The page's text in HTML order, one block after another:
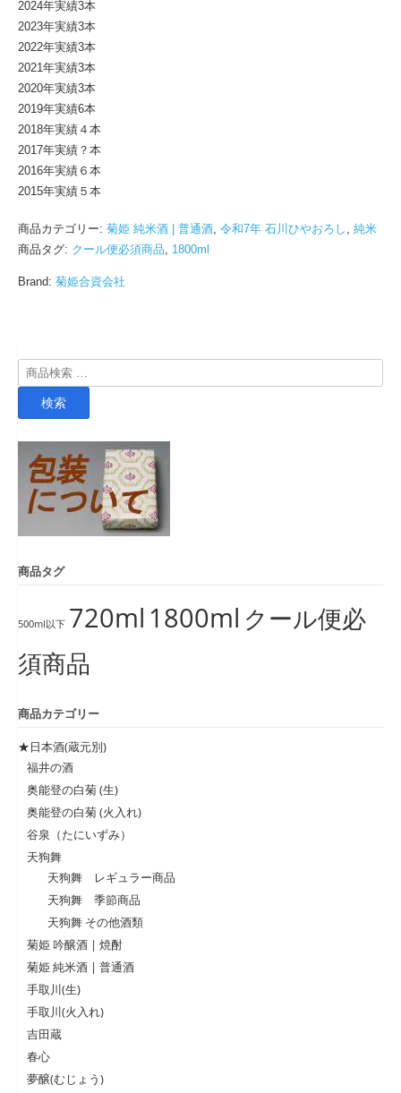
2024年実績3本
2023年実績3本
2022年実績3本
2021年実績3本
2020年実績3本
2019年実績6本
2018年実績４本
2017年実績？本
2016年実績６本
2015年実績５本
商品カテゴリー: 菊姫 純米酒 | 普通酒, 令和7年 石川ひやおろし , 純米
商品タグ: クール便必須商品, 1800ml
Brand: 菊姫合資会社
検
索
検索
商品タグ
500ml以下 720ml 1800ml クール便必
須商品
商品カテゴリー
★日本酒(蔵元別)
福井の酒
奥能登の白菊 (生)
奥能登の白菊 (火入れ)
谷泉（たにいずみ）
天狗舞
天狗舞 レギュラー商品
天狗舞 季節商品
天狗舞 その他酒類
菊姫 吟醸酒 | 焼酎
菊姫 純米酒 | 普通酒
手取川(生)
手取川(火入れ)
吉田蔵
春心
夢醸(むじょう)